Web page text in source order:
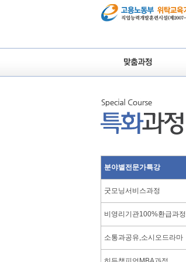
분야별전문가특강
굿모닝서비스과정
비영리기관100%환급과정
소통과공유,소시오드라마